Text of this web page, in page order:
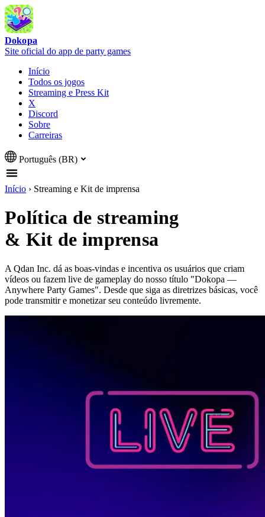
Dokopa
Site oficial do app de party games
Início
Todos os jogos
Streaming e Press Kit
X
Discord
Sobre
Carreiras
Português (BR)
Início › Streaming e Kit de imprensa
Política de streaming
& Kit de imprensa
A Qdan Inc. dá as boas-vindas e incentiva os usuários que criam
vídeos ou fazem live de gameplay do nosso título "Dokopa —
Anywhere Party Games". Desde que siga as diretrizes básicas, você
pode transmitir e monetizar seu conteúdo livremente.